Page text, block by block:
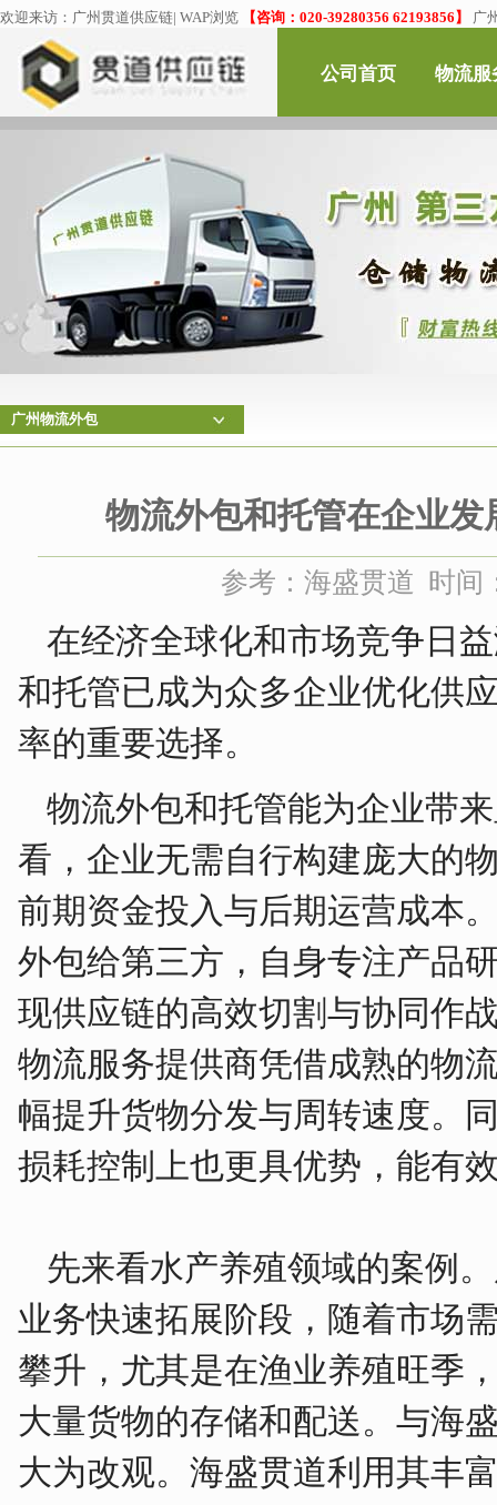
欢迎来访： 广州贯道供应链| WAP浏览 【咨询：020-39280356 62193856】 广
公司首页 物流服
广州物流外包
物流外包和托管在企业
参考：海盛贯道 时间
在经济全球化和市场竞争日
和托管已成为众多企业优化供
率的重要选择。
物流外包和托管能为企业带
看，企业无需自行构建庞大的
前期资金投入与后期运营成本
外包给第三方，自身专注产品
现供应链的高效切割与协同作
物流服务提供商凭借成熟的物
幅提升货物分发与周转速度。
损耗控制上也更具优势，能有
先来看水产养殖领域的案例
业务快速拓展阶段，随着市场
攀升，尤其是在渔业养殖旺季
大量货物的存储和配送。与海
大为改观。海盛贯道利用其丰